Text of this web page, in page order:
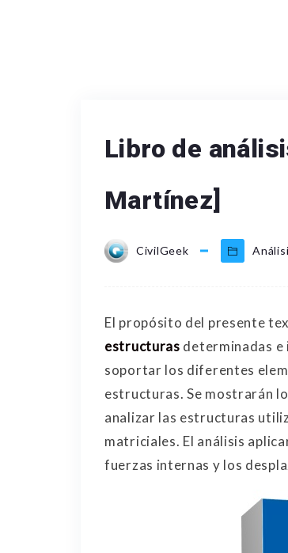
Libro de
Martínez]
CivilGeek
El propósito del presente
estructuras determinadas e
soportar los diferentes
estructuras. Se mostrarán
analizar las estructuras
matriciales. El análisis
fuerzas internas y los